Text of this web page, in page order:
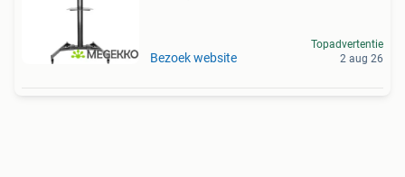
Bezoek website
Topadvertentie
2 aug 26